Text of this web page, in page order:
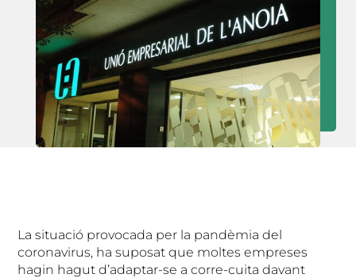
La situació provocada per la pandèmia del
coronavirus, ha suposat que moltes empreses
hagin hagut d’adaptar-se a corre-cuita davant